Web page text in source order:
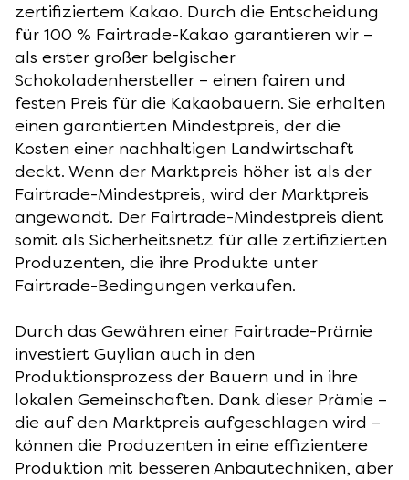
zertifiziertem Kakao. Durch die Entscheidung
für 100 % Fairtrade-Kakao garantieren wir –
als erster großer belgischer
Schokoladenhersteller – einen fairen und
festen Preis für die Kakaobauern. Sie erhalten
einen garantierten Mindestpreis, der die
Kosten einer nachhaltigen Landwirtschaft
deckt. Wenn der Marktpreis höher ist als der
Fairtrade-Mindestpreis, wird der Marktpreis
angewandt. Der Fairtrade-Mindestpreis dient
somit als Sicherheitsnetz für alle zertifizierten
Produzenten, die ihre Produkte unter
Fairtrade-Bedingungen verkaufen.
Durch das Gewähren einer Fairtrade-Prämie
investiert Guylian auch in den
Produktionsprozess der Bauern und in ihre
lokalen Gemeinschaften. Dank dieser Prämie –
die auf den Marktpreis aufgeschlagen wird –
können die Produzenten in eine effizientere
Produktion mit besseren Anbautechniken, aber